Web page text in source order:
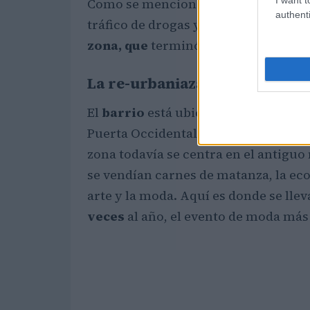
Como se mencionó, Vesterbro ha
tráfico de drogas y clubes de luz roja.
zona, que terminó en 2017, que
La re-urbaniazación
El barrio está ubicado en
Puerta Occidental, la zona del
zona todavía se centra en el
se vendían carnes de matanza, la
arte y la moda. Aquí es donde se
veces al año, el evento de moda